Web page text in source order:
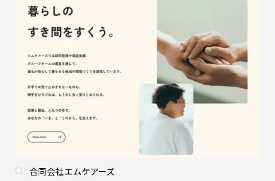
合同会社エムケアーズ